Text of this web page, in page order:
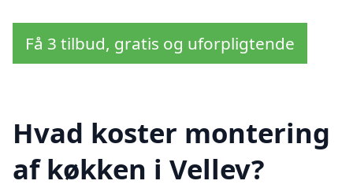
Få 3 tilbud, gratis og uforpligtende
Hvad koster montering
af køkken i Vellev?